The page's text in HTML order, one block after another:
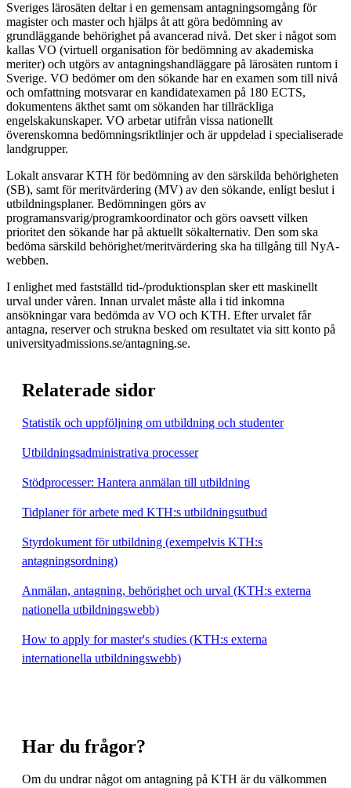
Sveriges lärosäten deltar i en gemensam antagningsomgång för
magister och master och hjälps åt att göra bedömning av
grundläggande behörighet på avancerad nivå. Det sker i något som
kallas VO (virtuell organisation för bedömning av akademiska
meriter) och utgörs av antagningshandläggare på lärosäten runtom i
Sverige. VO bedömer om den sökande har en examen som till nivå
och omfattning motsvarar en kandidatexamen på 180 ECTS,
dokumentens äkthet samt om sökanden har tillräckliga
engelskakunskaper. VO arbetar utifrån vissa nationellt
överenskomna bedömningsriktlinjer och är uppdelad i specialiserade
landgrupper.
Lokalt ansvarar KTH för bedömning av den särskilda behörigheten
(SB), samt för meritvärdering (MV) av den sökande, enligt beslut i
utbildningsplaner. Bedömningen görs av
programansvarig/programkoordinator och görs oavsett vilken
prioritet den sökande har på aktuellt sökalternativ. Den som ska
bedöma särskild behörighet/meritvärdering ska ha tillgång till NyA-
webben.
I enlighet med fastställd tid-/produktionsplan sker ett maskinellt
urval under våren. Innan urvalet måste alla i tid inkomna
ansökningar vara bedömda av VO och KTH. Efter urvalet får
antagna, reserver och strukna besked om resultatet via sitt konto på
universityadmissions.se/antagning.se.
Relaterade sidor
Statistik och uppföljning om utbildning och studenter
Utbildningsadministrativa processer
Stödprocesser: Hantera anmälan till utbildning
Tidplaner för arbete med KTH:s utbildningsutbud
Styrdokument för utbildning (exempelvis KTH:s
antagningsordning)
Anmälan, antagning, behörighet och urval (KTH:s externa
nationella utbildningswebb)
How to apply for master's studies (KTH:s externa
internationella utbildningswebb)
Har du frågor?
Om du undrar något om antagning på KTH är du välkommen